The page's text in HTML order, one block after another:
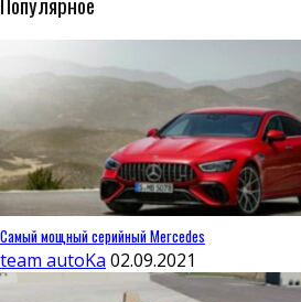
Самый мощный серийный Mercedes
team autoKa 02.09.2021